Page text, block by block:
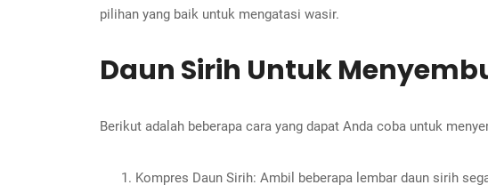
pilihan yang baik untuk mengatasi wasir.
Daun Sirih Untuk
Berikut adalah beberapa cara yang dapat Anda coba untuk
Kompres Daun Sirih: Ambil beberapa lembar daun sirih